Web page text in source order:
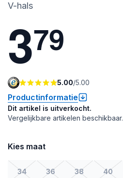
V-hals
379
5.00/5.00
Productinformatie
Dit artikel is uitverkocht.
Vergelijkbare artikelen beschikbaar.
Kies maat
34 36 38 40